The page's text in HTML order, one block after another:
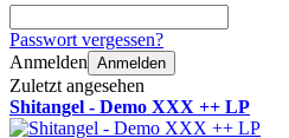
Passwort vergessen?
Anmelden Anmelden
Zuletzt angesehen
Shitangel - Demo XXX ++ LP